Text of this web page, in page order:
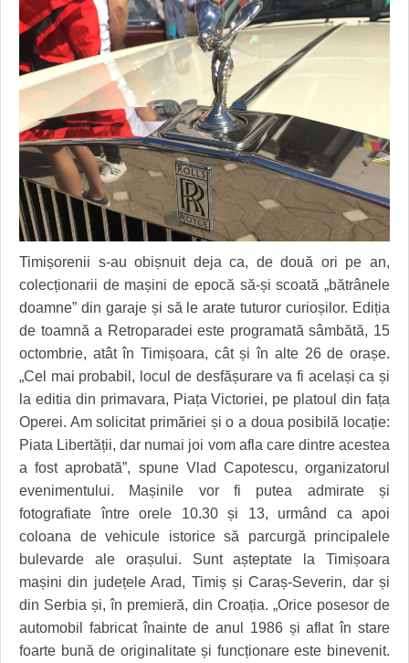
ZÂMBETE AMARE
GRĂDINA TAICII DOMNULUI
ZIARISTU’ DE TERASĂ
CU OIŞTEA-N KIERKEGAARD
FINANŢĂRI DE LA A LA Z
PE SURSE
CULTURA
CRONICĂ DE FILM
UNDE MERGEM
FILME DOCUMENTARE
CLIPURI VIDEO
JOCURI ONLINE
MAI MULTE
ACCIDENTE
ANUNŢURI
INFO SI UTILE
CULTURA
INVATAMANT
FILME DOCUMENTARE
CLIPURI VIDEO
JOCURI ONLINE
DIVERSE
FARMACII DIN TIMIŞOARA
HARTA TIMIŞOAREI
LICEE, ŞCOLI ŞI GRĂDINIŢE DIN TIMIŞ
SFATUL MEDICULUI
SFATURI JURIDICE
Timișorenii s-au obișnuit deja ca, de două ori pe an,
colecționarii de mașini de epocă să-și scoată „bătrânele
doamne” din garaje și să le arate tuturor curioșilor. Ediția
de toamnă a Retroparadei este programată sâmbătă, 15
octombrie, atât în Timișoara, cât și în alte 26 de orașe.
„Cel mai probabil, locul de desfășurare va fi același ca și
la editia din primavara, Piața Victoriei, pe platoul din fața
Operei. Am solicitat primăriei și o a doua posibilă locație:
Piata Libertății, dar numai joi vom afla care dintre acestea
a fost aprobată”, spune Vlad Capotescu, organizatorul
evenimentului. Mașinile vor fi putea admirate și
fotografiate între orele 10.30 și 13, urmând ca apoi
coloana de vehicule istorice să parcurgă principalele
bulevarde ale orașului. Sunt așteptate la Timișoara
mașini din județele Arad, Timiș și Caraș-Severin, dar și
din Serbia și, în premieră, din Croația. „Orice posesor de
automobil fabricat înainte de anul 1986 și aflat în stare
foarte bună de originalitate și funcționare este binevenit.